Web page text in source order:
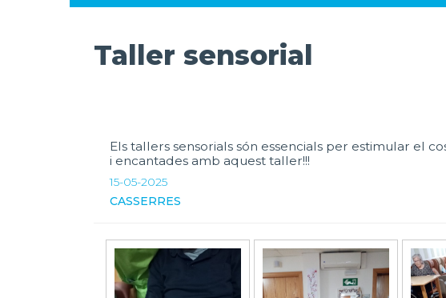
Taller sensorial
Els tallers sensorials són essencials per estimular el
i encantades amb aquest taller!!!
15-05-2025
CASSERRES